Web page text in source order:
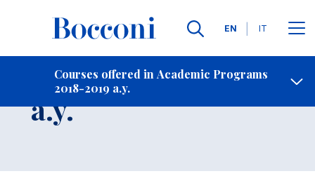
Languages
EN IT
Courses offered in Academic Programs
2018-2019 a.y.
Contact Us
Course 2018-2019
a.y.